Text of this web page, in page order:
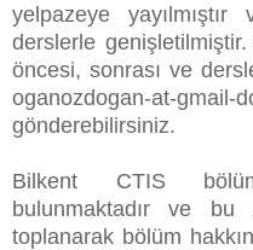
yelpazeye
derslerle
öncesi, sonrası ve
oganozdogan-at-
gönderebilirsiniz.
Bilkent CTIS
bulunmaktadır ve
toplanarak bölüm